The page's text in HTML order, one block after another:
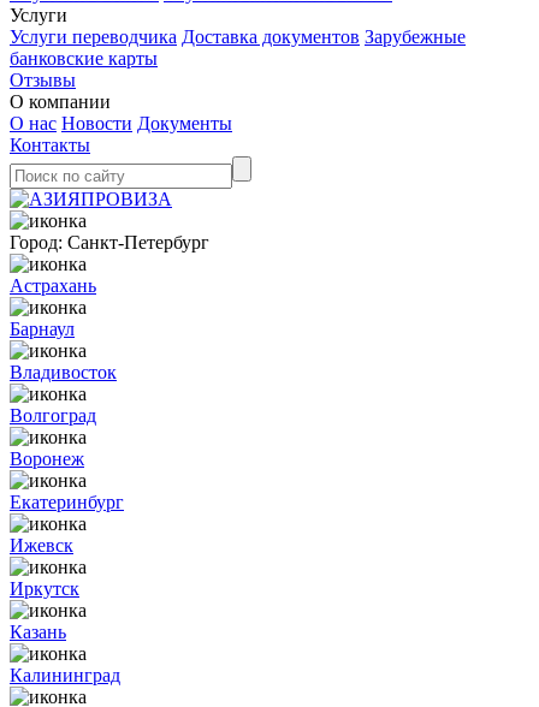
Услуги
Услуги переводчика Доставка документов Зарубежные
банковские карты
Отзывы
О компании
О нас Новости Документы
Контакты
Город: Санкт-Петербург
Астрахань
Барнаул
Владивосток
Волгоград
Воронеж
Екатеринбург
Ижевск
Иркутск
Казань
Калининград